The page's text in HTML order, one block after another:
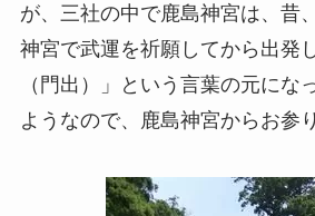
が、三社の中で鹿島神宮は、昔
神宮で武運を祈願してから出発
（門出）」という言葉の元にな
ようなので、鹿島神宮からお参